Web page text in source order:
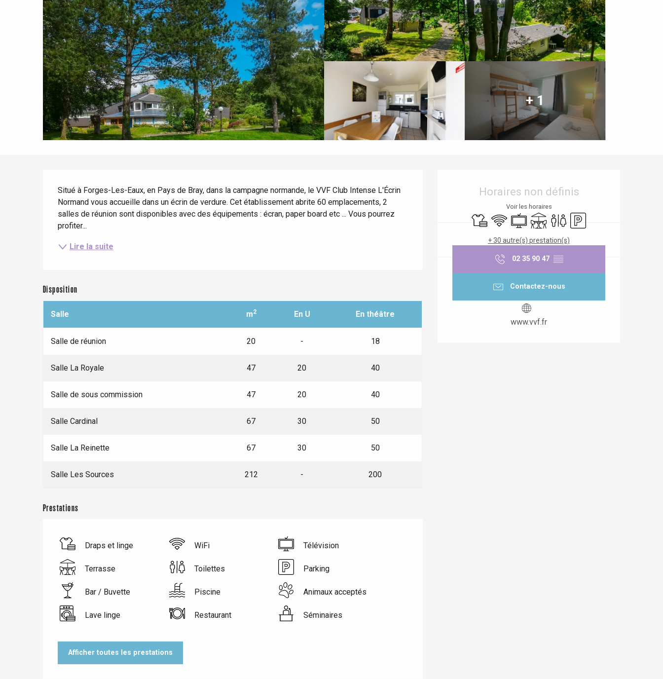
Val-de-Scie
Dieppe
Tout l'agenda
Eté
Quand il pleut
Avec les enfants
Entre amis
Lieux branchés
Meilleurs brunch
Restaurants avec vue
Séjours en bord de
mer
Séjours en train
Séjours à vélo
+ 1
Horaires non définis
Voir les horaires
Draps et linge
WiFi TélévisionTerrasseToilettesParking
+ 30 autre(s) prestation(s)
02 35 90 47 ▒▒
Contactez-nous
www.vvf.fr
Situé à Forges-Les-Eaux, en Pays de Bray, dans la campagne normande, le VVF Club Intense L'Écrin
Normand vous accueille dans un écrin de verdure. Cet établissement abrite 60 emplacements, 2
salles de réunion sont disponibles avec des équipements : écran, paper board etc ... Vous pourrez
profiter...
Lire la suite
Disposition
Salle m2 En U En théâtre
Salle de réunion 20 - 18
Salle La Royale 47 20 40
Salle de sous commission 47 20 40
Salle Cardinal 67 30 50
Salle La Reinette 67 30 50
Salle Les Sources 212 - 200
Prestations
Draps et linge WiFi Télévision
Terrasse Toilettes Parking
Bar / Buvette Piscine Animaux acceptés
Lave linge Restaurant Séminaires
Afficher toutes les prestations